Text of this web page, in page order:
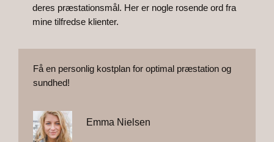
deres præstationsmål. Her er nogle rosende ord fra
mine tilfredse klienter.
Få en personlig kostplan for optimal præstation og
sundhed!
Emma Nielsen